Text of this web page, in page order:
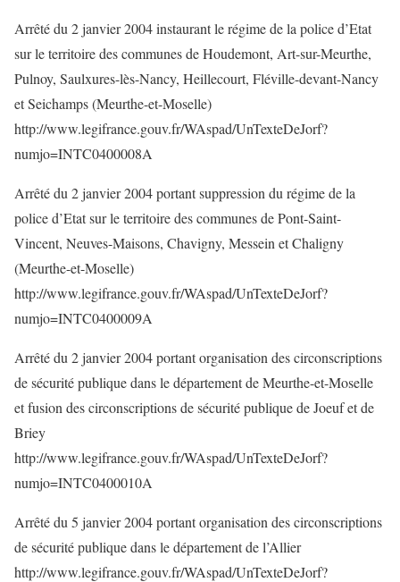
Arrêté du 2 janvier 2004 instaurant le régime de la police d’Etat
sur le territoire des communes de Houdemont, Art-sur-Meurthe,
Pulnoy, Saulxures-lès-Nancy, Heillecourt, Fléville-devant-Nancy
et Seichamps (Meurthe-et-Moselle)
http://www.legifrance.gouv.fr/WAspad/UnTexteDeJorf?
numjo=INTC0400008A
Arrêté du 2 janvier 2004 portant suppression du régime de la
police d’Etat sur le territoire des communes de Pont-Saint-
Vincent, Neuves-Maisons, Chavigny, Messein et Chaligny
(Meurthe-et-Moselle)
http://www.legifrance.gouv.fr/WAspad/UnTexteDeJorf?
numjo=INTC0400009A
Arrêté du 2 janvier 2004 portant organisation des circonscriptions
de sécurité publique dans le département de Meurthe-et-Moselle
et fusion des circonscriptions de sécurité publique de Joeuf et de
Briey
http://www.legifrance.gouv.fr/WAspad/UnTexteDeJorf?
numjo=INTC0400010A
Arrêté du 5 janvier 2004 portant organisation des circonscriptions
de sécurité publique dans le département de l’Allier
http://www.legifrance.gouv.fr/WAspad/UnTexteDeJorf?